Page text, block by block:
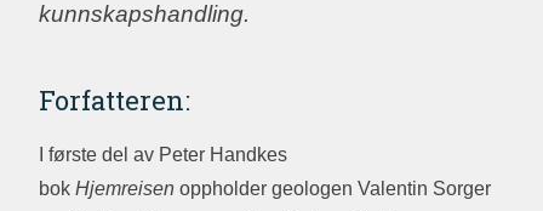
kunnskapshandling.
Forfatteren:
I første del av Peter Handkes
bok Hjemreisen oppholder geologen Valentin Sorger